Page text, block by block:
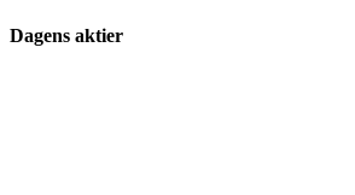
Dagens aktier